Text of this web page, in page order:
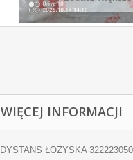
WIĘCEJ INFORMACJI
DYSTANS ŁOZYSKA 322223050